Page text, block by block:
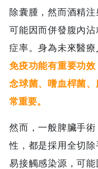
除囊腫，然而酒精
可能因而併發腹內
症率。身為未來醫
免疫功能有重要功
念球菌、嗜血桿菌
常重要。
然而，一般脾臟手
性，都是採用全切
易接觸感染源，可